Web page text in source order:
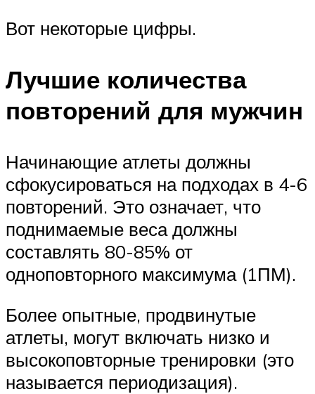
Вот некоторые цифры.
Лучшие количества
повторений для мужчин
Начинающие атлеты должны
сфокусироваться на подходах в 4-6
повторений. Это означает, что
поднимаемые веса должны
составлять 80-85% от
одноповторного максимума (1ПМ).
Более опытные, продвинутые
атлеты, могут включать низко и
высокоповторные тренировки (это
называется периодизация).